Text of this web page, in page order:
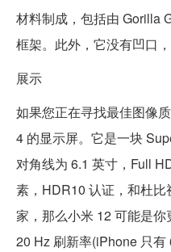
材料制成，包括由 Gorilla
框架。此外，它没有凹口
展示
如果您正在寻找最佳图像
4 的显示屏。它是一块
对角线为 6.1 英寸，Full
素，HDR10 认证，和杜
家，那么小米 12 可能是
20 Hz 刷新率(iPhone 只